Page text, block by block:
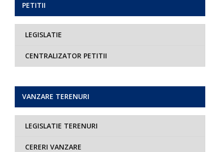
PETITII
LEGISLATIE
CENTRALIZATOR PETITII
VANZARE TERENURI
LEGISLATIE TERENURI
CERERI VANZARE